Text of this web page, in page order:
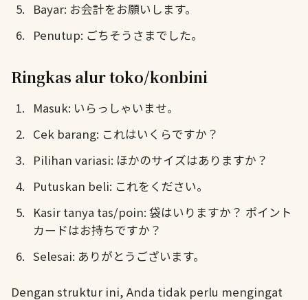
Bayar: お会計をお願いします。
Penutup: ごちそうさまでした。
Ringkas alur toko/konbini
Masuk: いらっしゃいませ。
Cek barang: これはいくらですか？
Pilihan variasi: ほかのサイズはありますか？
Putuskan beli: これをください。
Kasir tanya tas/poin: 袋はいりますか？ ポイント
カードはお持ちですか？
Selesai: ありがとうございます。
Dengan struktur ini, Anda tidak perlu mengingat